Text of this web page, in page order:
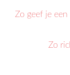
Zo geef je
Zo